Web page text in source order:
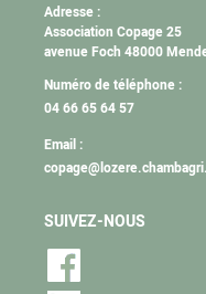
Adresse :
Association Copage 25
avenue Foch 48000
Numéro de téléphone :
04 66 65 64 57
Email :
SUIVEZ-NOUS